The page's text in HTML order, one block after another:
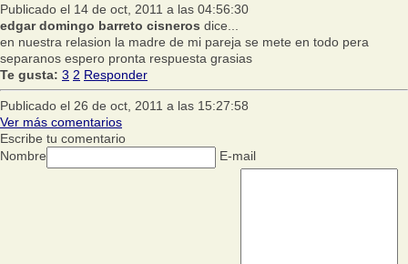
Publicado el 14 de oct, 2011 a las 04:56:30
edgar domingo barreto cisneros dice...
en nuestra relasion la madre de mi pareja se mete en todo pera
separanos espero pronta respuesta grasias
Te gusta: 3 2 Responder
Publicado el 26 de oct, 2011 a las 15:27:58
Ver más comentarios
Escribe tu comentario
Nombre
E-mail